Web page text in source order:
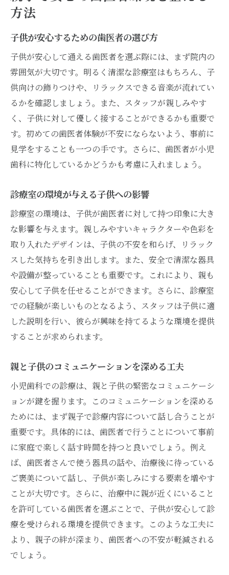
子供がリラックスできる歯医者選びの秘訣
治療前に知っておくべき質問ポイント
楽しい歯医者体験を提供する工夫
子供の恐怖を和らげるスタッフの対応
治療の流れを事前に説明する重要性
親子で楽しめる歯科関連のアクティビティ
信頼できる小児歯科の見つけ方
評判の高い小児歯科を探す方法
専門資格を持つ歯医者の見極め方
地域で人気の小児歯科の特徴
初診時に確認すべき質問リスト
信頼関係を築くためのポイント
親が知っておくべき歯医者の選び方
長期的な通院を考えた選択基準
親のニーズに応える歯医者の特徴
子供と親が安心できる診療方針
家族全員で通える歯医者のメリット
保険制度を活用した歯科治療の選択
楽しい歯科体験を提供する歯医者の特徴
プレイルームの有無とその効果
親子で参加できるイベントの魅力
子供向け診療プログラムの紹介
楽しく学べる歯磨き指導の工夫
治療後のご褒美制度の取り入れ
親子で楽しむ予防歯科の機会
親子で通える歯医者が提供する安心感
親子で通うことで得られる安心感
家族向け歯科プランのメリット
全員で健康を守るための歯科選び
方法
子供が安心するための歯医者の選び方
子供が安心して通える歯医者を選ぶ際には、まず院内の
雰囲気が大切です。明るく清潔な診療室はもちろん、子
供向けの飾りつけや、リラックスできる音楽が流れてい
るかを確認しましょう。また、スタッフが親しみやす
く、子供に対して優しく接することができるかも重要で
す。初めての歯医者体験が不安にならないよう、事前に
見学をすることも一つの手です。さらに、歯医者が小児
歯科に特化しているかどうかも考慮に入れましょう。
診療室の環境が与える子供への影響
診療室の環境は、子供が歯医者に対して持つ印象に大き
な影響を与えます。親しみやすいキャラクターや色彩を
取り入れたデザインは、子供の不安を和らげ、リラック
スした気持ちを引き出します。また、安全で清潔な器具
や設備が整っていることも重要です。これにより、親も
安心して子供を任せることができます。さらに、診療室
での経験が楽しいものとなるよう、スタッフは子供に適
した説明を行い、彼らが興味を持てるような環境を提供
することが求められます。
親と子供のコミュニケーションを深める工夫
小児歯科での診療は、親と子供の緊密なコミュニケーシ
ョンが鍵を握ります。このコミュニケーションを深める
ためには、まず親子で診療内容について話し合うことが
重要です。具体的には、歯医者で行うことについて事前
に家庭で楽しく話す時間を持つと良いでしょう。例え
ば、歯医者さんで使う器具の話や、治療後に待っている
ご褒美について話し、子供が楽しみにする要素を増やす
ことが大切です。さらに、治療中に親が近くにいること
を許可している歯医者を選ぶことで、子供が安心して診
療を受けられる環境を提供できます。このような工夫に
より、親子の絆が深まり、歯医者への不安が軽減される
でしょう。